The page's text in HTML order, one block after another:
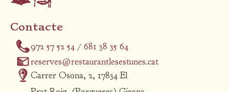
Contacte
972 57 52 54 / 681 38 35 64
reserves@restaurantlesestunes.cat
Carrer Osona, 2, 17834 El